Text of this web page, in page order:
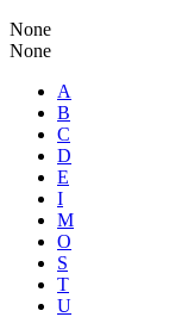
None
None
A
B
C
D
E
I
M
O
S
T
U